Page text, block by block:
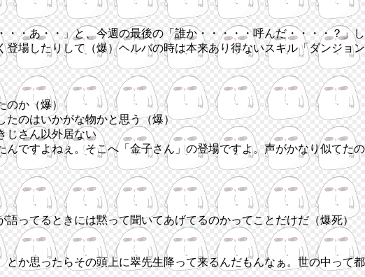
・あ・・」と、今週の最後の「誰か・・・・・呼んだ・・・・？」
場したりして（爆）ヘルバの時は本来あり得ないスキル「ダンジョ
か（爆）
たのはいかがな物かと思う（爆）
じさん以外居ない
ですよねぇ。そこへ「金子さん」の登場ですよ。声がかなり似てた
ってるときには黙って聞いてあげてるのかってことだけだ（爆死）
か思ったらその頭上に翠先生降って来るんだもんなぁ。世の中って